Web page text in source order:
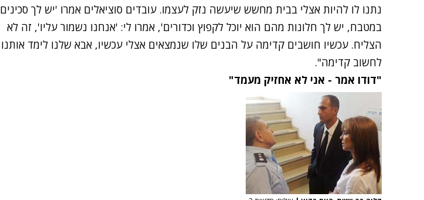
נתנו לו להיות אצלי בבית מחשש שיעשה נזק לעצמו. עובדים סוציאלים אמרו 'יש לך סכינים
במטבח, יש לך חלונות מהם הוא יוכל לקפוץ וכדורים', אמרו לי: 'אנחנו נשמור עליו', זה לא
הצליח. עכשיו חושבים קדימה על הבנים שלו שנמצאים אצלי עכשיו, אבא שלנו לימד אותנו
לחשוב קדימה".
"דודו אמר - אני לא אחזיק מעמד"